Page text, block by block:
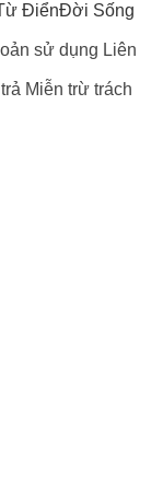
ĐiểnĐời Sống
sử dụng Liên
Miễn trừ trách